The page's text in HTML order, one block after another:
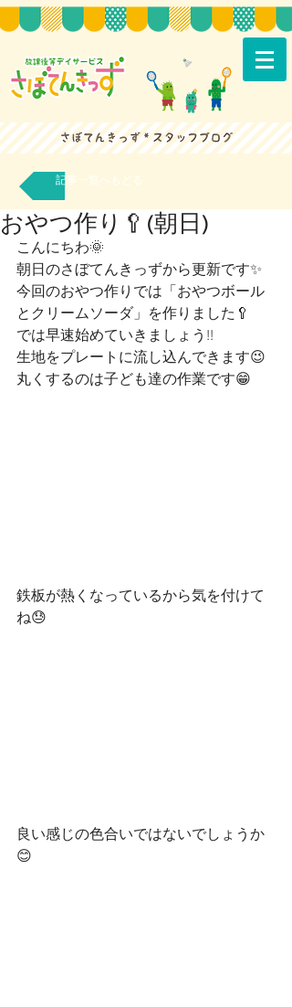
記事一覧へもどる
おやつ作り🥄(朝日)
こんにちわ🌞
朝日のさぼてんきっずから更新です✨
今回のおやつ作りでは「おやつボール
とクリームソーダ」を作りました🥄
では早速始めていきましょう!!
生地をプレートに流し込んできます😉
丸くするのは子ども達の作業です😁
鉄板が熱くなっているから気を付けて
ね😓
良い感じの色合いではないでしょうか
😊